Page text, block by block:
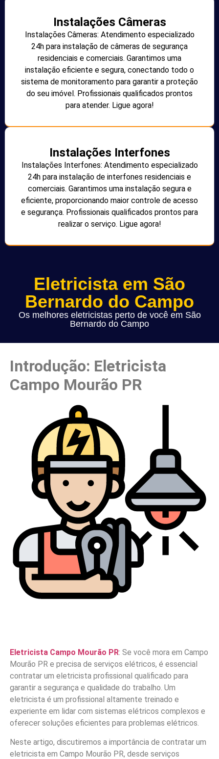
Instalações Câmeras
Instalações Câmeras: Atendimento especializado
24h para instalação de câmeras de segurança
residenciais e comerciais. Garantimos uma
instalação eficiente e segura, conectando todo o
sistema de monitoramento para garantir a proteção
do seu imóvel. Profissionais qualificados prontos
para atender. Ligue agora!
Instalações Interfones
Instalações Interfones: Atendimento especializado
24h para instalação de interfones residenciais e
comerciais. Garantimos uma instalação segura e
eficiente, proporcionando maior controle de acesso
e segurança. Profissionais qualificados prontos para
realizar o serviço. Ligue agora!
Eletricista em São
Bernardo do Campo
Os melhores eletricistas perto de você em São
Bernardo do Campo
Introdução: Eletricista
Campo Mourão PR
Eletricista Campo Mourão PR: Se você mora em Campo
Mourão PR e precisa de serviços elétricos, é essencial
contratar um eletricista profissional qualificado para
garantir a segurança e qualidade do trabalho. Um
eletricista é um profissional altamente treinado e
experiente em lidar com sistemas elétricos complexos e
oferecer soluções eficientes para problemas elétricos.
Neste artigo, discutiremos a importância de contratar um
eletricista em Campo Mourão PR, desde serviços